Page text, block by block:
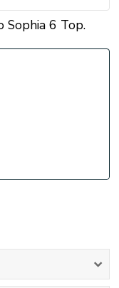
Sophia 6 Top.